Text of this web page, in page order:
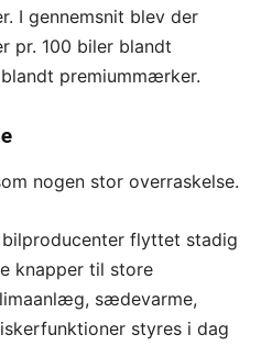
I gennemsnit blev der
pr. 100 biler blandt
premiummærker.
nogen stor overraskelse.
bilproducenter flyttet stadig
knapper til store
sædevarme,
styres i dag